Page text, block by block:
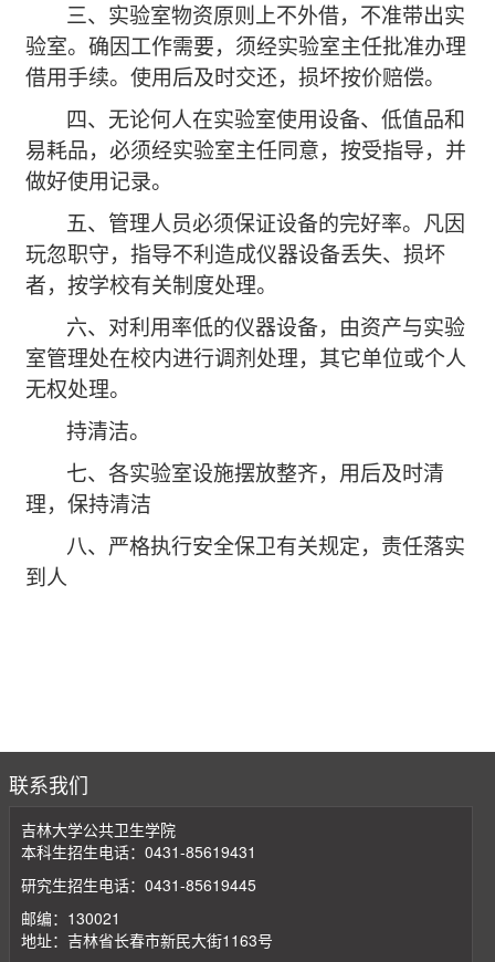
三、实验室物资原则上不外借，不准带出实
验室。确因工作需要，须经实验室主任批准办理
借用手续。使用后及时交还，损坏按价赔偿。
四、无论何人在实验室使用设备、低值品和
易耗品，必须经实验室主任同意，按受指导，并
做好使用记录。
五、管理人员必须保证设备的完好率。凡因
玩忽职守，指导不利造成仪器设备丢失、损坏
者，按学校有关制度处理。
六、对利用率低的仪器设备，由资产与实验
室管理处在校内进行调剂处理，其它单位或个人
无权处理。
持清洁。
七、各实验室设施摆放整齐，用后及时清
理，保持清洁
八、严格执行安全保卫有关规定，责任落实
到人
联系我们
吉林大学公共卫生学院
本科生招生电话：0431-85619431
研究生招生电话：0431-85619445
邮编：130021
地址：吉林省长春市新民大街1163号